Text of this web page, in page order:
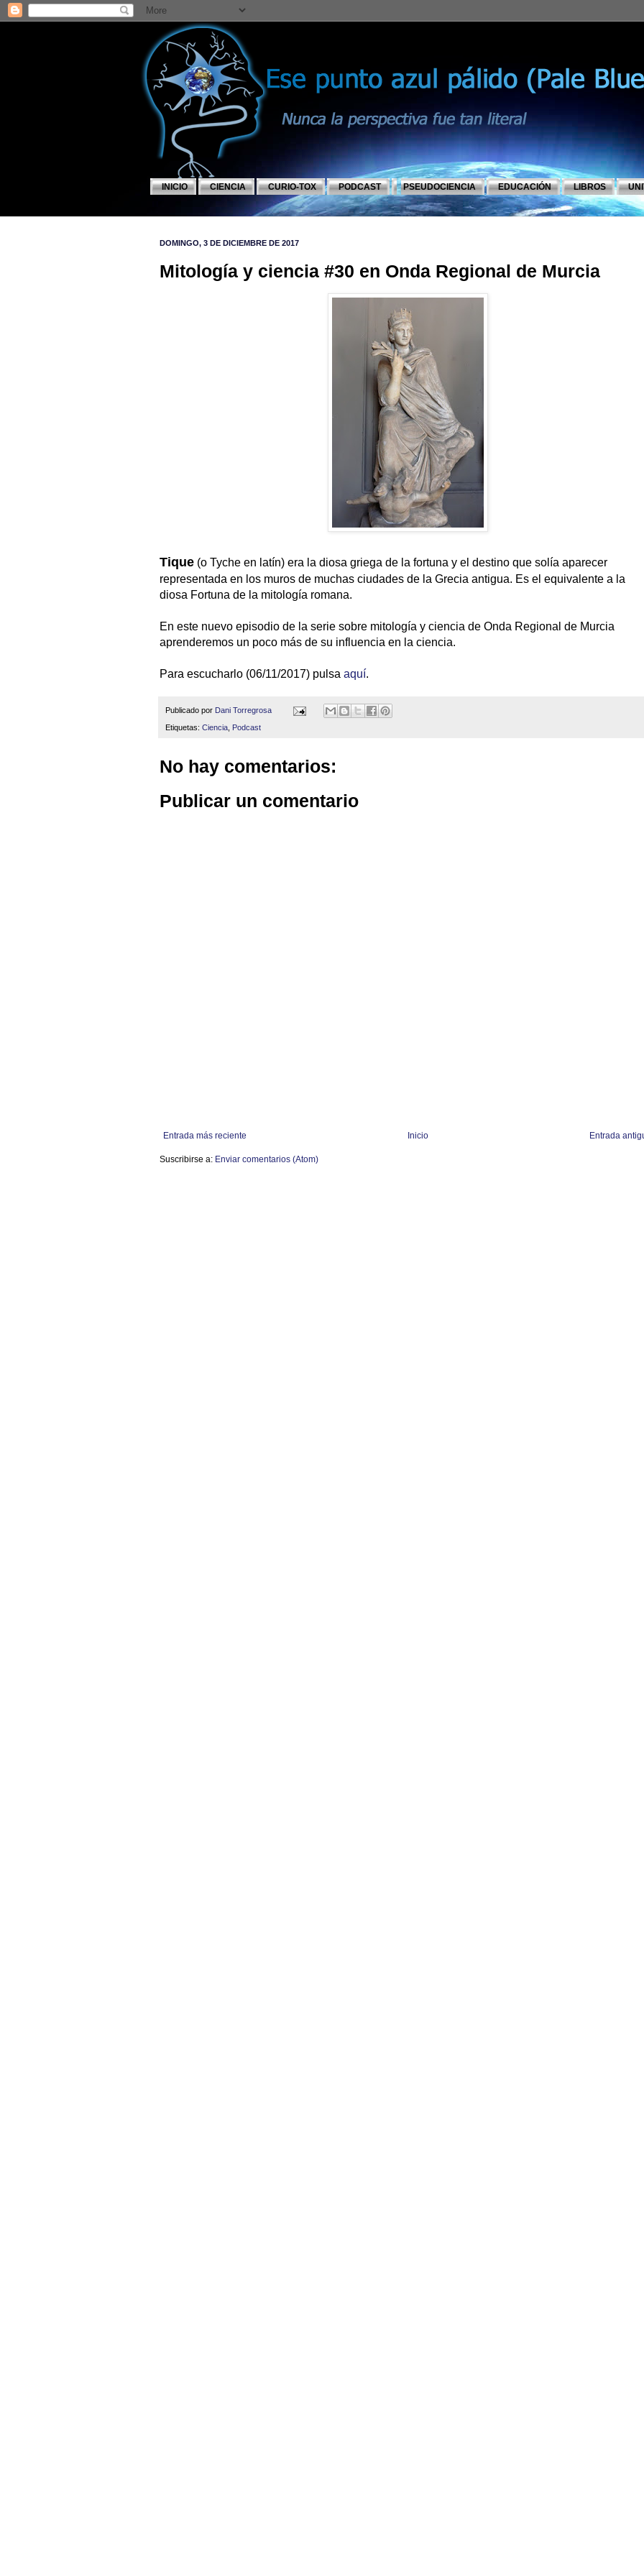
INICIO CIENCIA CURIO-TOX PODCAST PSEUDOCIENCIA EDUCACIÓN LIBROS
DOMINGO, 3 DE DICIEMBRE DE 2017
Mitología y ciencia #30 en Onda Regional de Murcia
Tique (o Tyche en latín) era la diosa griega de la fortuna y el destino que solía aparecer
representada en los muros de muchas ciudades de la Grecia antigua. Es el equivalente a la
diosa Fortuna de la mitología romana.
En este nuevo episodio de la serie sobre mitología y ciencia de Onda Regional de Murcia
aprenderemos un poco más de su influencia en la ciencia.
Para escucharlo (06/11/2017) pulsa aquí.
Publicado por Dani Torregrosa
Etiquetas: Ciencia Podcast
No hay comentarios:
Publicar un comentario
Entrada más reciente Entrada
Inicio
Suscribirse a: Enviar comentarios (Atom)